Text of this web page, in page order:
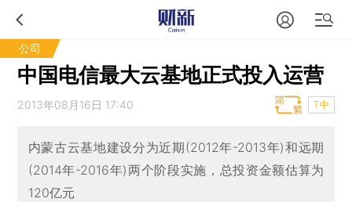
公司
中国电信最大云基地正式投入运营
2013年08月16日 17:40 T中
内蒙古云基地建设分为近期(2012年-2013年)和远期
(2014年-2016年)两个阶段实施，总投资金额估算为
120亿元